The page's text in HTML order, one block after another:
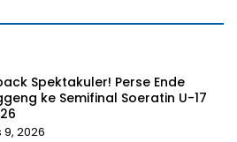
Spektakuler! Perse Ende
ke Semifinal Soeratin U-17
2026